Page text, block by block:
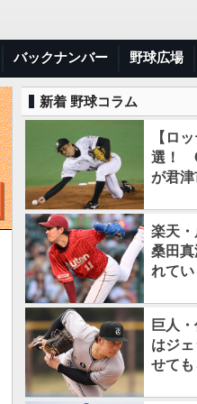
バックナンバー 野球広場
新着 野球コラム
【ロ
選！
が君
クト
ダー
楽天・
桑田
れて
イン
巨人
はジ
せて
本当